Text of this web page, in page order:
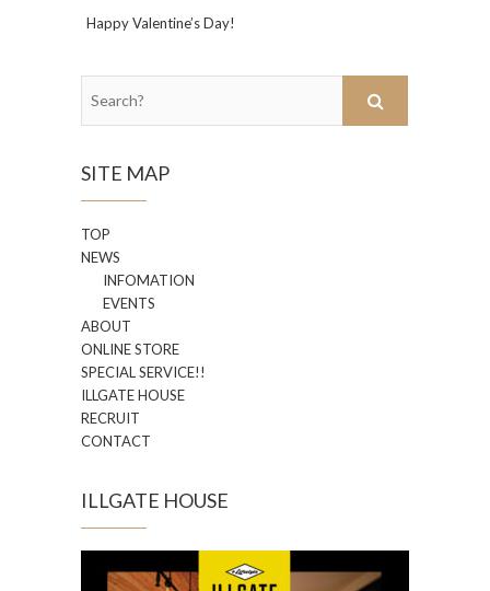
Happy Valentine’s Day!
SITE MAP
TOP
NEWS
INFOMATION
EVENTS
ABOUT
ONLINE STORE
SPECIAL SERVICE!!
ILLGATE HOUSE
RECRUIT
CONTACT
ILLGATE HOUSE